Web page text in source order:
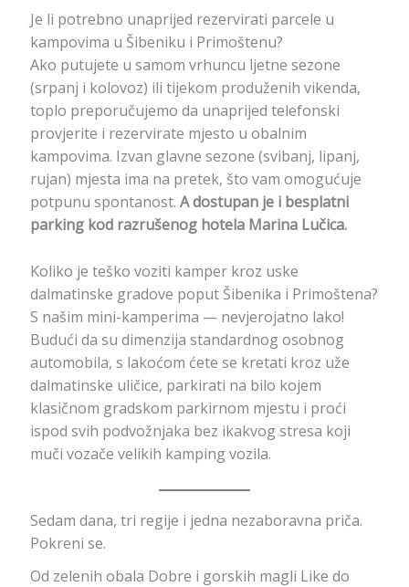
Je li potrebno unaprijed rezervirati parcele u
kampovima u Šibeniku i Primoštenu?
Ako putujete u samom vrhuncu ljetne sezone
(srpanj i kolovoz) ili tijekom produženih vikenda,
toplo preporučujemo da unaprijed telefonski
provjerite i rezervirate mjesto u obalnim
kampovima. Izvan glavne sezone (svibanj, lipanj,
rujan) mjesta ima na pretek, što vam omogućuje
potpunu spontanost. A dostupan je i besplatni
parking kod razrušenog hotela Marina Lučica.
Koliko je teško voziti kamper kroz uske
dalmatinske gradove poput Šibenika i Primoštena?
S našim mini-kamperima — nevjerojatno lako!
Budući da su dimenzija standardnog osobnog
automobila, s lakoćom ćete se kretati kroz uže
dalmatinske uličice, parkirati na bilo kojem
klasičnom gradskom parkirnom mjestu i proći
ispod svih podvožnjaka bez ikakvog stresa koji
muči vozače velikih kamping vozila.
Sedam dana, tri regije i jedna nezaboravna priča.
Pokreni se.
Od zelenih obala Dobre i gorskih magli Like do